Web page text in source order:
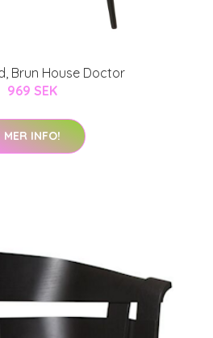
Brun House Doctor
969 SEK
MER INFO!